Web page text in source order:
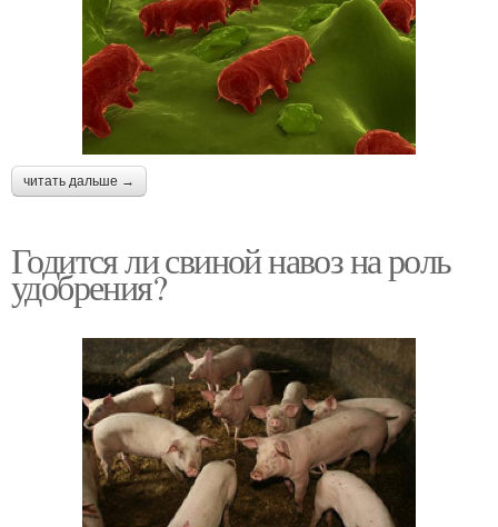
читать дальше →
Годится ли свиной навоз на роль
удобрения?